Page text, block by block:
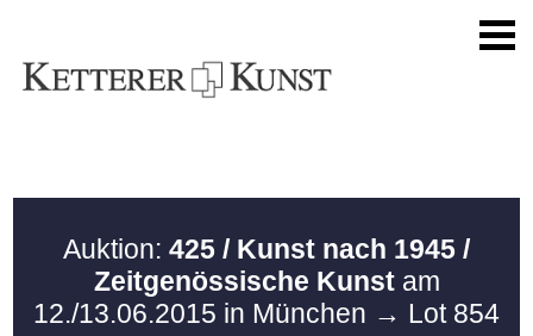
Auktion: 425 / Kunst nach 1945 /
Zeitgenössische Kunstam
12./13.06.2015 in München → Lot 854